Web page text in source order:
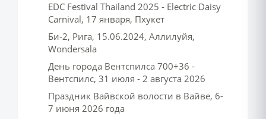
EDC Festival Thailand 2025 - Electric Daisy
Carnival, 17 января, Пхукет
Би-2, Рига, 15.06.2024, Аллилуйя,
Wondersala
День города Вентспилса 700+36 -
Вентспилс, 31 июля - 2 августа 2026
Праздник Вайвской волости в Вайве, 6-
7 июня 2026 года